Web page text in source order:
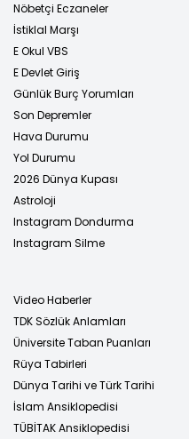
Nöbetçi Eczaneler
İstiklal Marşı
E Okul VBS
E Devlet Giriş
Günlük Burç Yorumları
Son Depremler
Hava Durumu
Yol Durumu
2026 Dünya Kupası
Astroloji
Instagram Dondurma
Instagram Silme
Video Haberler
TDK Sözlük Anlamları
Üniversite Taban Puanları
Rüya Tabirleri
Dünya Tarihi ve Türk Tarihi
İslam Ansiklopedisi
TÜBİTAK Ansiklopedisi